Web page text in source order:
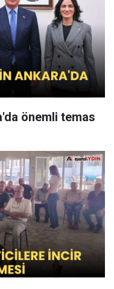
önemli temas